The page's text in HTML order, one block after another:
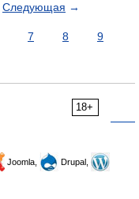
Следующая →
7 8
9
18+
Joomla,
Drupal,